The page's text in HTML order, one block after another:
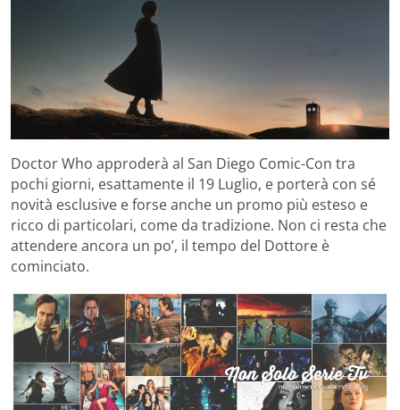
Doctor Who approderà al San Diego Comic-Con tra
pochi giorni, esattamente il 19 Luglio, e porterà con sé
novità esclusive e forse anche un promo più esteso e
ricco di particolari, come da tradizione. Non ci resta che
attendere ancora un po’, il tempo del Dottore è
cominciato.